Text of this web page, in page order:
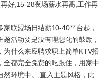
好,15-28夜场薪水再高,工作再
联盟场日结薪10-40平台起，
活动要是没有理想化的鼓励，
为什么来应聘求职上简单KTV招
都完全免费的吃跟住，用家中
然环境中。,直入主题风格，此